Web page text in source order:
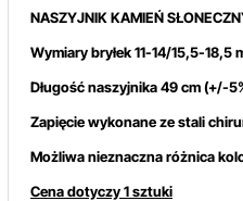
NASZYJNIK KAMIEŃ
Wymiary bryłek 11-14/15,5-18,5
Długość naszyjnika 49 cm (+/-
Zapięcie wykonane ze stali
Możliwa nieznaczna różnica
Cena dotyczy 1 sztuki